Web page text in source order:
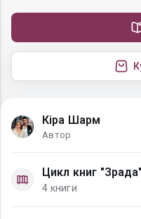
Кіра Шарм
Автор
Цикл книг "Зрада"
4 книги